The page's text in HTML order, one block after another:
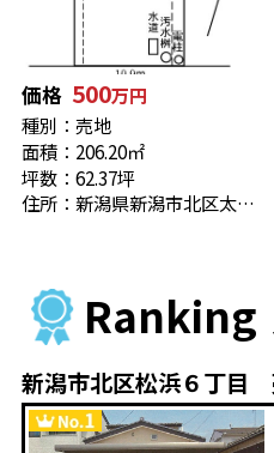
価格 500万円
種別：売地
面積：206.20㎡
坪数：62.37坪
住所：新潟県新潟市北区太夫浜新町１丁目206
Ranking
新潟市北区松浜６丁目